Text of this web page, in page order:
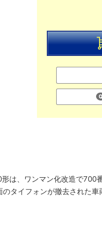
は、ワンマン化改造で700
タイフォンが撤去された車